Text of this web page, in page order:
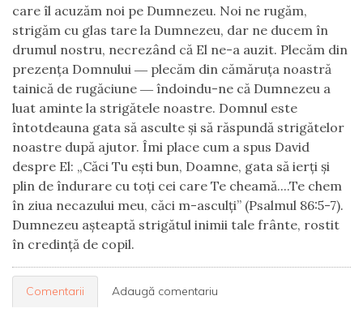
care îl acuzăm noi pe Dumnezeu. Noi ne rugăm,
strigăm cu glas tare la Dumnezeu, dar ne ducem în
drumul nostru, necrezând că El ne-a auzit. Plecăm din
prezența Domnului ― plecăm din cămăruța noastră
tainică de rugăciune ― îndoindu-ne că Dumnezeu a
luat aminte la strigătele noastre. Domnul este
întotdeauna gata să asculte și să răspundă strigătelor
noastre după ajutor. Îmi place cum a spus David
despre El: „Căci Tu ești bun, Doamne, gata să ierți și
plin de îndurare cu toți cei care Te cheamă....Te chem
în ziua necazului meu, căci m-asculți” (Psalmul 86:5-7).
Dumnezeu așteaptă strigătul inimii tale frânte, rostit
în credință de copil.
Comentarii Adaugă comentariu